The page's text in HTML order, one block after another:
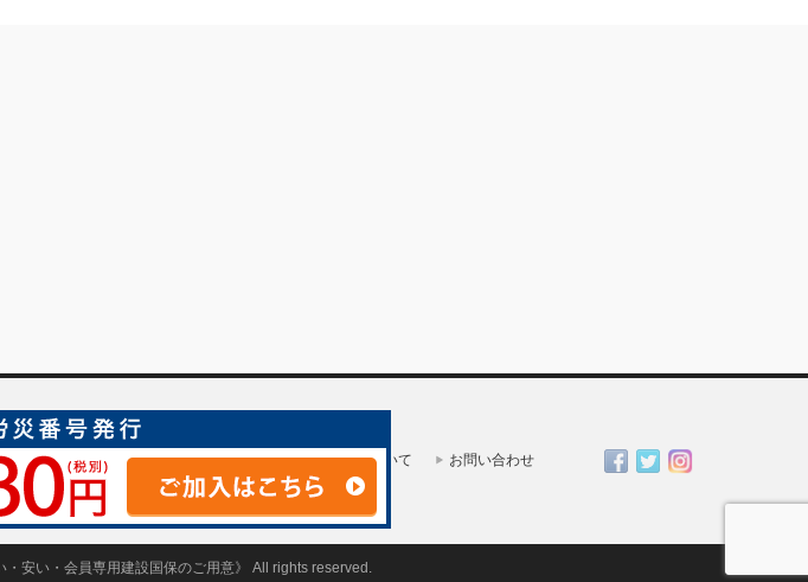
埼玉労災一人親方部会について お問い合わせ
安い・会員専用建設国保のご用意》 All rights reserved.